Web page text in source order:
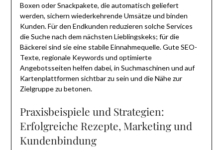
Boxen oder Snackpakete, die automatisch geliefert
werden, sichern wiederkehrende Umsätze und binden
Kunden. Für den Endkunden reduzieren solche Services
die Suche nach dem nächsten Lieblingskeks; für die
Bäckerei sind sie eine stabile Einnahmequelle. Gute SEO-
Texte, regionale Keywords und optimierte
Angebotsseiten helfen dabei, in Suchmaschinen und auf
Kartenplattformen sichtbar zu sein und die Nähe zur
Zielgruppe zu betonen.
Praxisbeispiele und Strategien:
Erfolgreiche Rezepte, Marketing und
Kundenbindung